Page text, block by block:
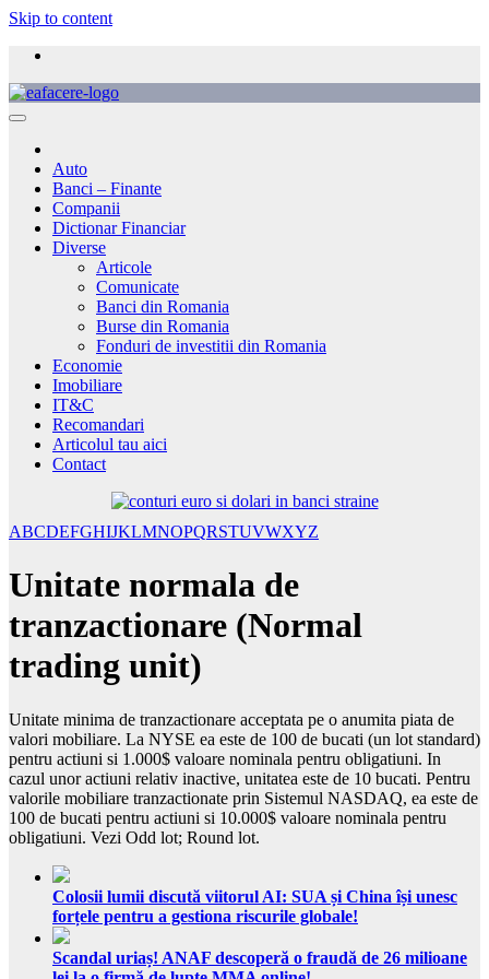
Skip to content
Auto
Banci – Finante
Companii
Dictionar Financiar
Diverse
Articole
Comunicate
Banci din Romania
Burse din Romania
Fonduri de investitii din Romania
Economie
Imobiliare
IT&C
Recomandari
Articolul tau aici
Contact
ABCDEFGHIJKLMNOPQRSTUVWXYZ
Unitate normala de
tranzactionare (Normal
trading unit)
Unitate minima de tranzactionare acceptata pe o anumita piata de
valori mobiliare. La NYSE ea este de 100 de bucati (un lot standard)
pentru actiuni si 1.000$ valoare nominala pentru obligatiuni. In
cazul unor actiuni relativ inactive, unitatea este de 10 bucati. Pentru
valorile mobiliare tranzactionate prin Sistemul NASDAQ, ea este de
100 de bucati pentru actiuni si 10.000$ valoare nominala pentru
obligatiuni. Vezi Odd lot; Round lot.
Colosii lumii discută viitorul AI: SUA și China își unesc
forțele pentru a gestiona riscurile globale!
Scandal uriaș! ANAF descoperă o fraudă de 26 milioane